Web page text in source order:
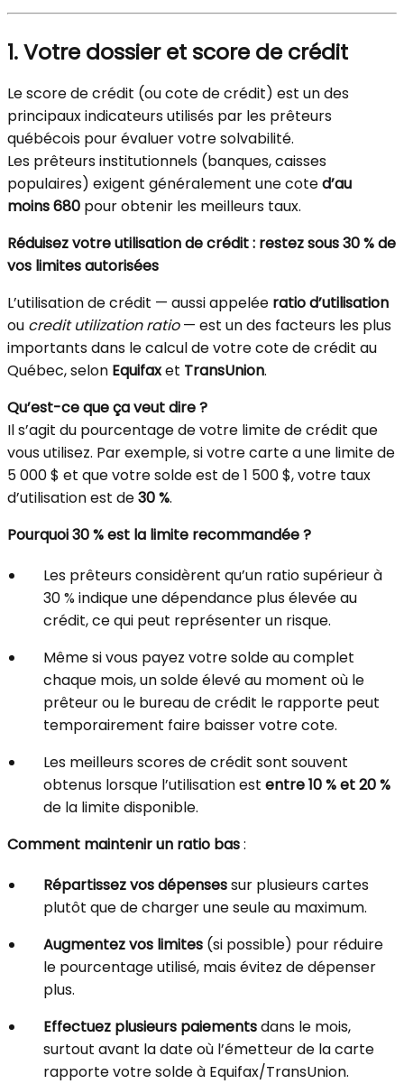
1. Votre dossier et score de crédit
Le score de crédit (ou cote de crédit) est un des
principaux indicateurs utilisés par les prêteurs
québécois pour évaluer votre solvabilité.
Les prêteurs institutionnels (banques, caisses
populaires) exigent généralement une coted’au
moins 680 pour obtenir les meilleurs taux.
Réduisez votre utilisation de crédit : restez sous 30 % de
vos limites autorisées
L’utilisation de crédit — aussi appelée ratio d’utilisation
ou credit utilization ratio— est un des facteurs les plus
importants dans le calcul de votre cote de crédit au
Québec, selon Equifaxet TransUnion.
Qu’est-ce que ça veut dire ?
Il s’agit du pourcentage de votre limite de crédit que
vous utilisez. Par exemple, si votre carte a une limite de
5 000 $ et que votre solde est de 1 500 $, votre taux
d’utilisation est de30 %.
Pourquoi 30 % est la limite recommandée ?
Les prêteurs considèrent qu’un ratio supérieur à
30 % indique une dépendance plus élevée au
crédit, ce qui peut représenter un risque.
Même si vous payez votre solde au complet
chaque mois, un solde élevé au moment où le
prêteur ou le bureau de crédit le rapporte peut
temporairement faire baisser votre cote.
Les meilleurs scores de crédit sont souvent
obtenus lorsque l’utilisation est entre 10 % et 20 %
de la limite disponible.
Comment maintenir un ratio bas:
Répartissez vos dépensessur plusieurs cartes
plutôt que de charger une seule au maximum.
Augmentez vos limites (si possible) pour réduire
le pourcentage utilisé, mais évitez de dépenser
plus.
Effectuez plusieurs paiementsdans le mois,
surtout avant la date où l’émetteur de la carte
rapporte votre solde à Equifax/TransUnion.